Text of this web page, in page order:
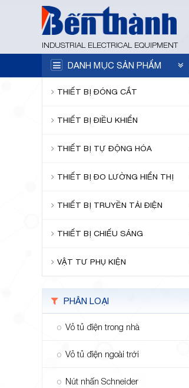
INDUSTRIAL ELECTRICAL EQUIPMENT
DANH MỤC SẢN PHẨM
THIẾT BỊ ĐÓNG CẮT
THIẾT BỊ ĐIỀU KHIỂN
THIẾT BỊ TỰ ĐỘNG HÓA
THIẾT BỊ ĐO LƯỜNG HIỂN THỊ
THIẾT BỊ TRUYỀN TẢI ĐIỆN
THIẾT BỊ CHIẾU SÁNG
VẬT TƯ PHỤ KIỆN
PHÂN LOẠI
Vỏ tủ điện trong nhà
Vỏ tủ điện ngoài trời
Nút nhấn Schneider